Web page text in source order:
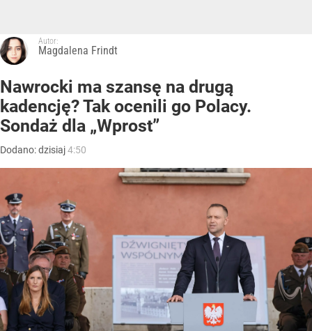
Autor:
Magdalena Frindt
Nawrocki ma szansę na drugą
kadencję? Tak ocenili go Polacy.
Sondaż dla „Wprost”
Dodano:dzisiaj4:50